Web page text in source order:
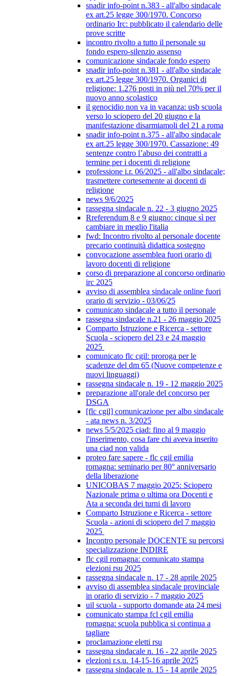
snadir info-point n.383 - all'albo sindacale
ex art.25 legge 300/1970. Concorso
ordinario Irc: pubblicato il calendario delle
prove scritte
incontro rivolto a tutto il personale su
fondo espero-silenzio assenso
comunicazione sindacale fondo espero
snadir info-point n.381 - all'albo sindacale
ex art.25 legge 300/1970. Organici di
religione: 1.276 posti in più nel 70% per il
nuovo anno scolastico
il genocidio non va in vacanza: usb scuola
verso lo sciopero del 20 giugno e la
manifestazione disarmiamoli del 21 a roma
snadir info-point n.375 - all'albo sindacale
ex art.25 legge 300/1970. Cassazione: 49
sentenze contro l’abuso dei contratti a
termine per i docenti di religione
professione i.r. 06/2025 - all'albo sindacale;
trasmettere cortesemente ai docenti di
religione
news 9/6/2025
rassegna sindacale n. 22 - 3 giugno 2025
Rreferendum 8 e 9 giugno: cinque sì per
cambiare in meglio l'italia
fwd: Incontro rivolto al personale docente
precario continuità didattica sostegno
convocazione assemblea fuori orario di
lavoro docenti di religione
corso di preparazione al concorso ordinario
irc 2025
avviso di assemblea sindacale online fuori
orario di servizio - 03/06/25
comunicato sindacale a tutto il personale
rassegna sindacale n.21 - 26 maggio 2025
Comparto Istruzione e Ricerca - settore
Scuola - sciopero del 23 e 24 maggio
2025
comunicato flc cgil: proroga per le
scadenze del dm 65 (Nuove competenze e
nuovi linguaggi)
rassegna sindacale n. 19 - 12 maggio 2025
preparazione all'orale del concorso per
DSGA
[flc cgil] comunicazione per albo sindacale
- ata news n. 3/2025
news 5/5/2025 ciad: fino al 9 maggio
l'inserimento, cosa fare chi aveva inserito
una ciad non valida
proteo fare sapere - flc cgil emilia
romagna: seminario per 80° anniversario
della liberazione
UNICOBAS 7 maggio 2025: Sciopero
Nazionale prima o ultima ora Docenti e
Ata a seconda dei turni di lavoro
Comparto Istruzione e Ricerca - settore
Scuola - azioni di sciopero del 7 maggio
2025
Incontro personale DOCENTE su percorsi
specializzazione INDIRE
flc cgil romagna: comunicato stampa
elezioni rsu 2025
rassegna sindacale n. 17 - 28 aprile 2025
avviso di assemblea sindacale provinciale
in orario di servizio - 7 maggio 2025
uil scuola - supporto domande ata 24 mesi
comunicato stampa fcl cgil emilia
romagna: scuola pubblica si continua a
tagliare
proclamazione eletti rsu
rassegna sindacale n. 16 - 22 aprile 2025
elezioni r.s.u. 14-15-16 aprile 2025
rassegna sindacale n. 15 - 14 aprile 2025